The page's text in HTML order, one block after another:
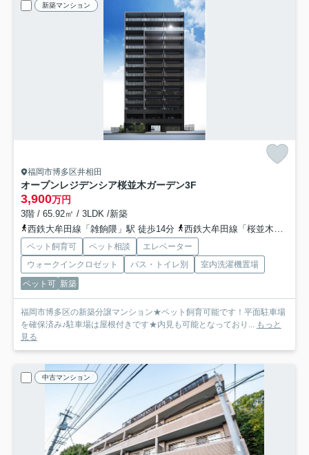
新築マンション
福岡市博多区井相田
オープンレジデンシア桜並木ガーデン3F
3,900万円
3階 / 65.92㎡ / 3LDK /新築
西鉄大牟田線「雑餉隈」駅 徒歩14分
西鉄大牟田線「桜並木」駅 徒歩16分
ペット飼育可 ペット相談
エレベーター
ウォークインクロゼット
バス・トイレ別
室内洗濯機置場
ペット可 新築
福岡市博多区の新築分譲マンション★ペット飼育可能です！平面駐車場
を確保済み♪駐車場は屋根付きです★内見も可能となっており... もっと
見る
中古マンション